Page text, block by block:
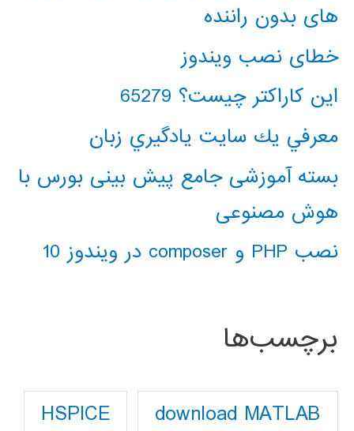
های بدون راننده
خطای نصب ویندوز
این کاراکتر چیست؟ 65279
معرفي يك سايت يادگيري زبان
بسته آموزشی جامع پیش بینی بورس با
هوش مصنوعی
نصب PHP و composer در ویندوز 10
برچسب‌ها
download MATLAB
HSPICE